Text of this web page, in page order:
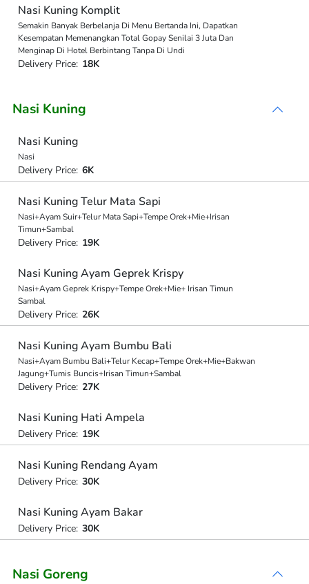
Nasi Kuning Komplit
Semakin Banyak Berbelanja Di Menu Bertanda Ini, Dapatkan
Kesempatan Memenangkan Total Gopay Senilai 3 Juta Dan
Menginap Di Hotel Berbintang Tanpa Di Undi
Delivery Price: 18K
Nasi Kuning
Nasi Kuning
Nasi
Delivery Price: 6K
Nasi Kuning Telur Mata Sapi
Nasi+Ayam Suir+Telur Mata Sapi+Tempe Orek+Mie+Irisan
Timun+Sambal
Delivery Price: 19K
Nasi Kuning Ayam Geprek Krispy
Nasi+Ayam Geprek Krispy+Tempe Orek+Mie+ Irisan Timun
Sambal
Delivery Price: 26K
Nasi Kuning Ayam Bumbu Bali
Nasi+Ayam Bumbu Bali+Telur Kecap+Tempe Orek+Mie+Bakwan
Jagung+Tumis Buncis+Irisan Timun+Sambal
Delivery Price: 27K
Nasi Kuning Hati Ampela
Delivery Price: 19K
Nasi Kuning Rendang Ayam
Delivery Price: 30K
Nasi Kuning Ayam Bakar
Delivery Price: 30K
Nasi Goreng